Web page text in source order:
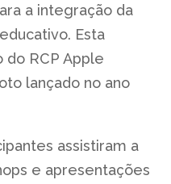
a integração da
Esta
RCP Apple
lançado no ano
assistiram a
e apresentações